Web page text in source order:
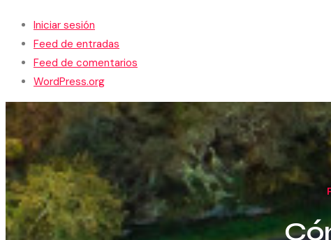
Iniciar sesión
Feed de entradas
Feed de comentarios
WordPress.org